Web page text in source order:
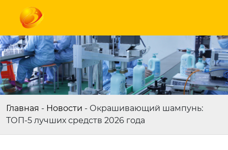
Главная - Новости - Окрашивающий шампунь:
ТОП-5 лучших средств 2026 года